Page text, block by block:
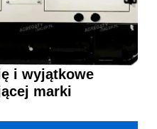
i wyjątkowe
marki